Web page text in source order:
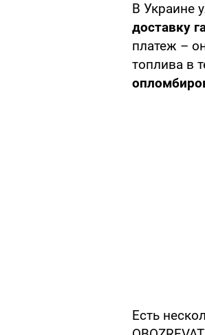
В Украине
доставку
платеж –
топлива в
Есть